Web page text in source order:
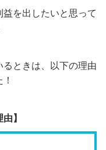
を出したいと思って
ときは、以下の理由
】